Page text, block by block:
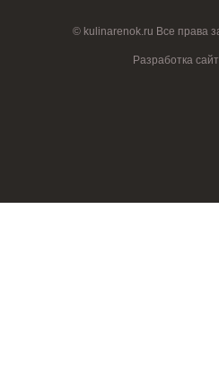
© kulinarenok.ru Все права
Разработка